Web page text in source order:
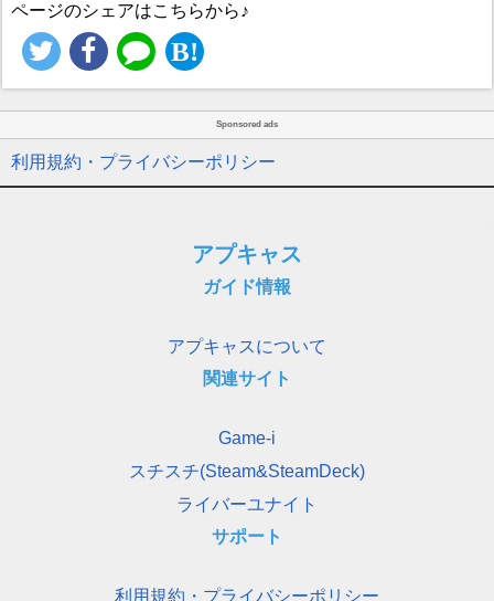
ページのシェアはこちらから♪
Sponsored ads
利用規約・プライバシーポリシー
アプキャス
ガイド情報
アプキャスについて
関連サイト
Game-i
スチスチ(Steam&SteamDeck)
ライバーユナイト
サポート
利用規約・プライバシーポリシー